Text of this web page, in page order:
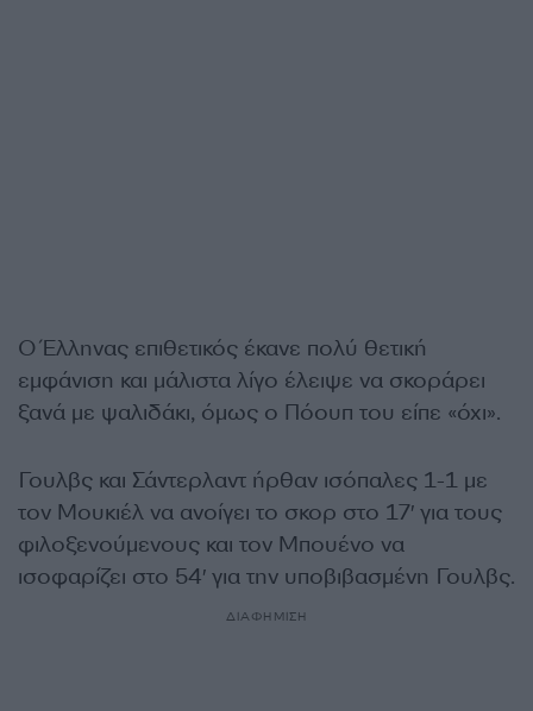
Ο Έλληνας επιθετικός έκανε πολύ θετική
εμφάνιση και μάλιστα λίγο έλειψε να σκοράρει
ξανά με ψαλιδάκι, όμως ο Πόουπ του είπε «όχι».
Γουλβς και Σάντερλαντ ήρθαν ισόπαλες 1-1 με
τον Μουκιέλ να ανοίγει το σκορ στο 17′ για τους
φιλοξενούμενους και τον Μπουένο να
ισοφαρίζει στο 54′ για την υποβιβασμένη Γουλβς.
ΔΙΑΦΗΜΙΣΗ